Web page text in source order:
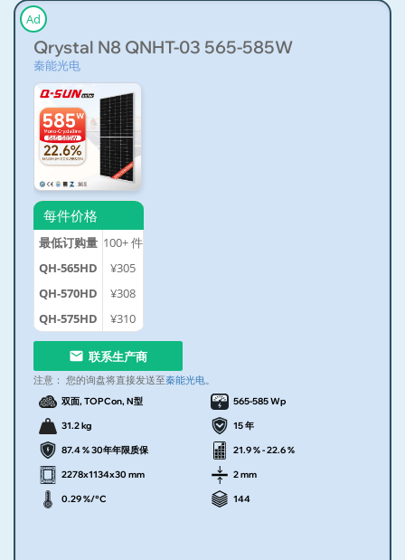
Ad
Qrystal N8 QNHT-03 565-585W
秦能光电
每件价格
最低订购量 100+件
QH-565HD
¥305
QH-570HD
¥308
QH-575HD
¥310
联系生产商
注意： 您的询盘将直接发送至秦能光电。
双面, TOPCon, N型 565-585 Wp
31.2 kg 15 年
87.4 % 30年年限质保 21.9 % - 22.6 %
2278x1134x30 mm 2 mm
0.29 %/°C 144